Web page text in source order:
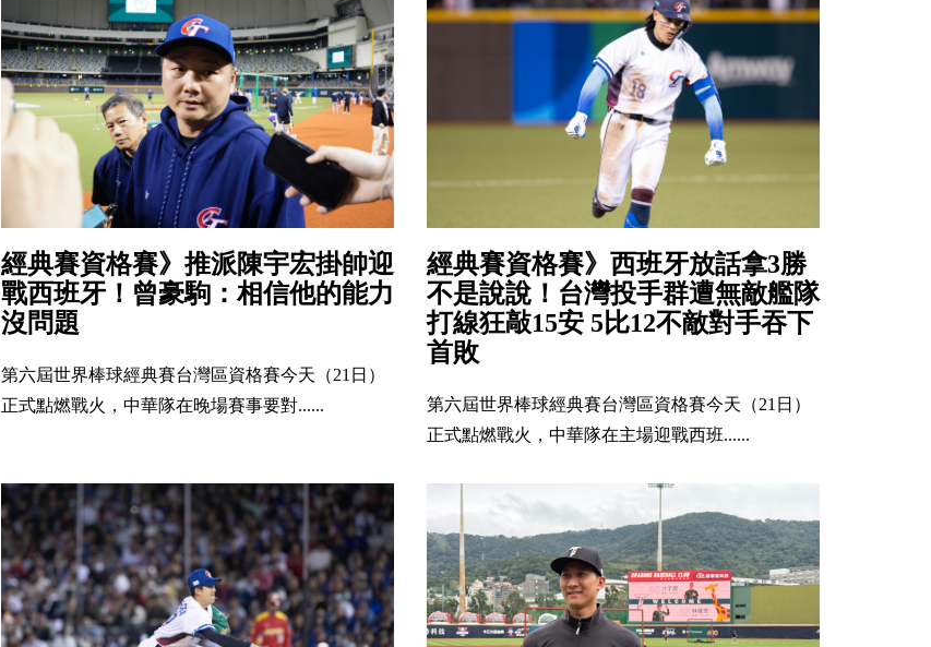
經典賽資格賽》推派陳宇宏掛帥迎
戰西班牙！曾豪駒：相信他的能力
沒問題
第六屆世界棒球經典賽台灣區資格賽今天（21日）
正式點燃戰火，中華隊在晚場賽事要對......
經典賽資格賽》西班牙放話拿3勝
不是說說！台灣投手群遭無敵艦隊
打線狂敲15安 5比12不敵對手吞下
首敗
第六屆世界棒球經典賽台灣區資格賽今天（21日）
正式點燃戰火，中華隊在主場迎戰西班......